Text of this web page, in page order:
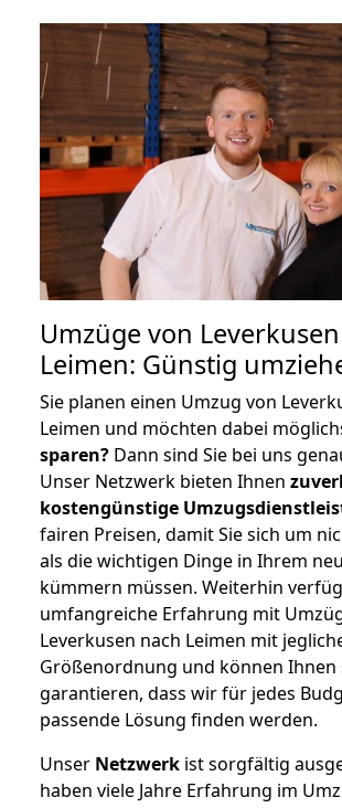
Umzüge von
Leimen: Günstig
Sie planen einen Umzug von
Leimen und möchten dabei
sparen? Dann sind Sie bei uns
Unser Netzwerk bieten Ihnen
kostengünstige
fairen Preisen, damit Sie sich um
als die wichtigen Dinge in Ihrem
kümmern müssen. Weiterhin
umfangreiche Erfahrung mit
Leverkusen nach Leimen mit
Größenordnung und können Ihnen
garantieren, dass wir für jedes
passende Lösung finden werden.
Unser Netzwerk ist sorgfältig
haben viele Jahre Erfahrung im